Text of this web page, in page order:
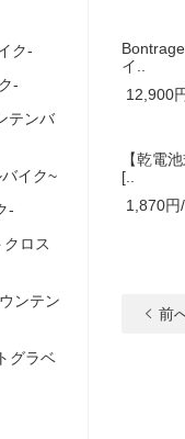
ク-
-
テンバ
イク~
-
クロス
ンテン
グラベ
イ..
12,900
【乾電
[..
1,870円
前